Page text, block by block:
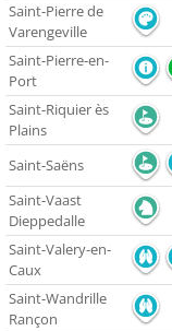
Saint-Pierre de
Varengeville
Saint-Pierre-en-
Port
Saint-Riquier ès
Plains
Saint-Saëns
Saint-Vaast
Dieppedalle
Saint-Valery-en-
Caux
Saint-Wandrille
Rançon